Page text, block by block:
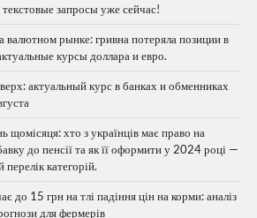
запросы уже сейчас!
валютном рынке: гривна потеряла позиции в
курсы доллара и евро.
актуальный курс в банках и обменниках
щомісяця: хто з українців має право на
до пенсії та як її оформити у 2024 році —
категорій.
до 15 грн на тлі падіння цін на корми: аналіз
для фермерів